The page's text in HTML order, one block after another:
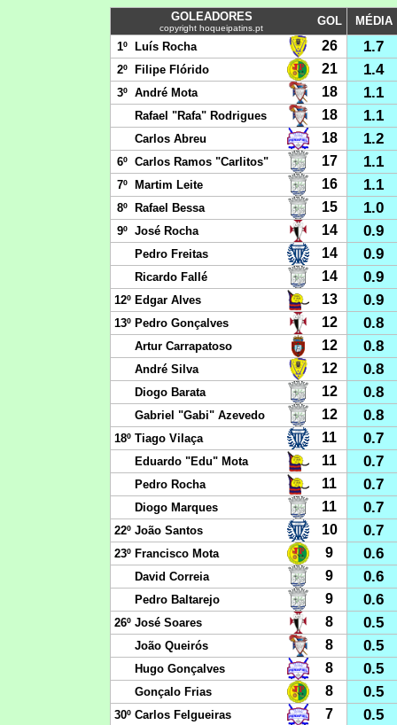
GOLEADORES
copyright hoqueipatins.pt
GOL
MÉDIA
1º
Luís Rocha 26 1.7
2º Filipe Flórido 21 1.4
3º André Mota 18 1.1
Rafael "Rafa" Rodrigues 18 1.1
Carlos Abreu 18 1.2
6º Carlos Ramos "Carlitos" 17 1.1
7º Martim Leite 16 1.1
8º Rafael Bessa 15 1.0
9º José Rocha 14 0.9
Pedro Freitas 14 0.9
Ricardo Fallé 14 0.9
12º Edgar Alves 13 0.9
13º Pedro Gonçalves 12 0.8
Artur Carrapatoso 12 0.8
André Silva 12 0.8
Diogo Barata 12 0.8
Gabriel "Gabi" Azevedo 12 0.8
18º Tiago Vilaça 11 0.7
Eduardo "Edu" Mota 11 0.7
Pedro Rocha 11 0.7
Diogo Marques 11 0.7
22º João Santos 10 0.7
23º Francisco Mota 9 0.6
David Correia 9 0.6
Pedro Baltarejo 9 0.6
26º José Soares 8 0.5
João Queirós 8 0.5
Hugo Gonçalves 8 0.5
Gonçalo Frias 8 0.5
30º Carlos Felgueiras 7 0.5